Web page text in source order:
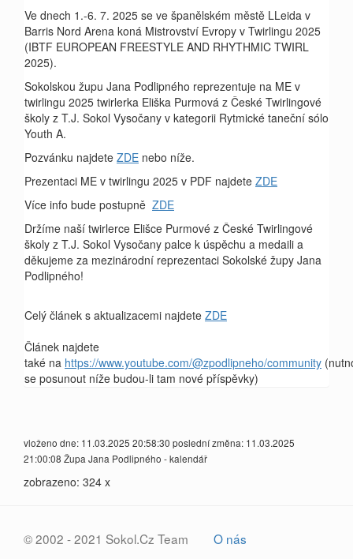
Ve dnech 1.-6. 7. 2025 se ve španělském městě LLeida v
Barris Nord Arena koná Mistrovství Evropy v Twirlingu 2025
(IBTF EUROPEAN FREESTYLE AND RHYTHMIC TWIRL
2025).
Sokolskou župu Jana Podlipného reprezentuje na ME v
twirlingu 2025 twirlerka Eliška Purmová z České Twirlingové
školy z T.J. Sokol Vysočany v kategorii Rytmické taneční sólo
Youth A.
Pozvánku najdete ZDE nebo níže.
Prezentaci ME v twirlingu 2025 v PDF najdete ZDE
Více info bude postupně ZDE
Držíme naší twirlerce Elišce Purmové z České Twirlingové
školy z T.J. Sokol Vysočany palce k úspěchu a medaili a
děkujeme za mezinárodní reprezentaci Sokolské župy Jana
Podlipného!
Celý článek s aktualizacemi najdete ZDE
Článek najdete
také na https://www.youtube.com/@zpodlipneho/community
se posunout níže budou-li tam nové příspěvky)
vloženo dne: 11.03.2025 20:58:30 poslední změna: 11.03.2025
21:00:08 Župa Jana Podlipného - kalendář
zobrazeno: 324 x
© 2002 - 2021 Sokol.Cz Team O nás